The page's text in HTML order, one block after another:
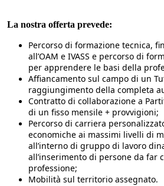
La nostra offerta prevede:
Percorso di formazione tecnica,
all’OAM e IVASS e percorso di
per apprendere le basi della
Affiancamento sul campo di un
raggiungimento della completa
Contratto di collaborazione a
di un fisso mensile + provvigioni;
Percorso di carriera
economiche ai massimi livelli di
all’interno di gruppo di lavoro
all’inserimento di persone da far
professione;
Mobilità sul territorio assegnato.